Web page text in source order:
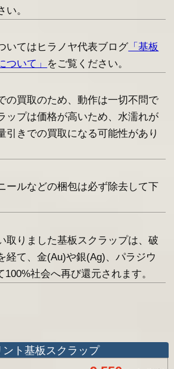
い。
いてはヒラノヤ代表ブログ「基板
ついて」 をご覧ください。
の買取のため、動作は一切不問で
ップは価格が高いため、水濡れが
引きでの買取になる可能性があり
ールなどの梱包は必ず除去して下
取りました基板スクラップは、破
経て、金(Au)や銀(Ag)、パラジウ
100%社会へ再び還元されます。
ント基板スクラップ